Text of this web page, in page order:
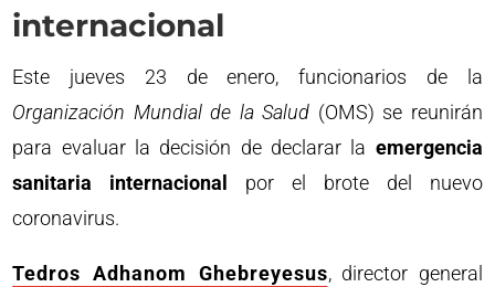
internacional
Este jueves 23 de enero, funcionarios de la
Organización Mundial de la Salud (OMS) se reunirán
para evaluar la decisión de declarar la emergencia
sanitaria internacional
por el brote del nuevo
coronavirus.
Tedros Adhanom Ghebreyesus, director general